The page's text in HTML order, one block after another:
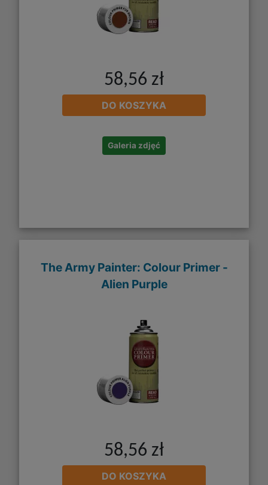
58,56 zł
DO KOSZYKA
Galeria zdjęć
The Army Painter: Colour Primer -
Alien Purple
58,56 zł
DO KOSZYKA